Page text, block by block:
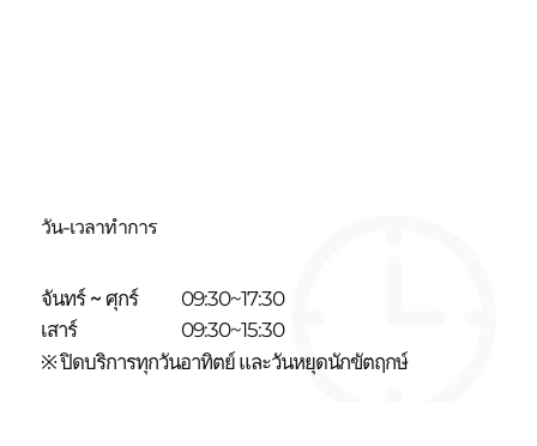
วัน-เวลาทำการ
จันทร์ ~ ศุกร์
09:30~17:30
เสาร์
09:30~15:30
※ ปิดบริการทุกวันอาทิตย์ และวันหยุดนักขัตฤกษ์